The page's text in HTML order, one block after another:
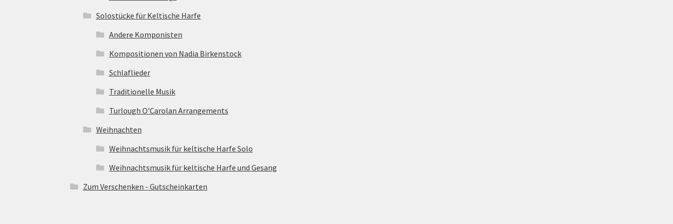
Solostücke für Keltische Harfe
Andere Komponisten
Kompositionen von Nadia Birkenstock
Schlaflieder
Traditionelle Musik
Turlough O'Carolan Arrangements
Weihnachten
Weihnachtsmusik für keltische Harfe Solo
Weihnachtsmusik für keltische Harfe und Gesang
Zum Verschenken - Gutscheinkarten